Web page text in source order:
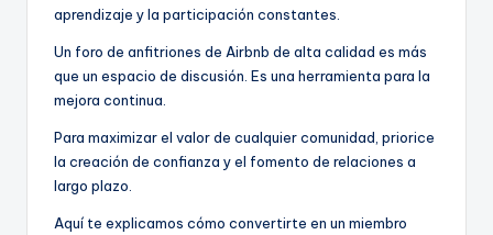
aprendizaje y la participación constantes.
Un foro de anfitriones de Airbnb de alta calidad es más
que un espacio de discusión. Es una herramienta para la
mejora continua.
Para maximizar el valor de cualquier comunidad, priorice
la creación de confianza y el fomento de relaciones a
largo plazo.
Aquí te explicamos cómo convertirte en un miembro